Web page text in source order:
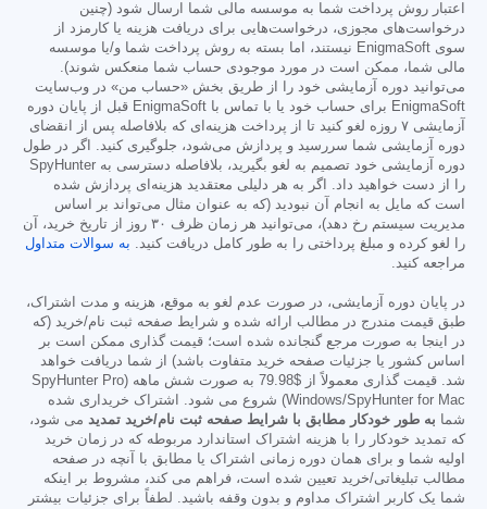
اعتبار روش پرداخت شما به موسسه مالی شما ارسال شود (چنین
درخواست‌های مجوزی، درخواست‌هایی برای دریافت هزینه یا کارمزد از
سوی EnigmaSoft نیستند، اما بسته به روش پرداخت شما و/یا موسسه
مالی شما، ممکن است در مورد موجودی حساب شما منعکس شوند).
می‌توانید دوره آزمایشی خود را از طریق بخش «حساب من» در وب‌سایت
EnigmaSoft برای حساب خود یا با تماس با EnigmaSoft قبل از پایان دوره
آزمایشی ۷ روزه لغو کنید تا از پرداخت هزینه‌ای که بلافاصله پس از انقضای
دوره آزمایشی شما سررسید و پردازش می‌شود، جلوگیری کنید. اگر در طول
دوره آزمایشی خود تصمیم به لغو بگیرید، بلافاصله دسترسی به SpyHunter
را از دست خواهید داد. اگر به هر دلیلی معتقدید هزینه‌ای پردازش شده
است که مایل به انجام آن نبودید (که به عنوان مثال می‌تواند بر اساس
مدیریت سیستم رخ دهد)، می‌توانید هر زمان ظرف ۳۰ روز از تاریخ خرید، آن
را لغو کرده و مبلغ پرداختی را به طور کامل دریافت کنید. به سوالات متداول
مراجعه کنید.
در پایان دوره آزمایشی، در صورت عدم لغو به موقع، هزینه و مدت اشتراک،
طبق قیمت مندرج در مطالب ارائه شده و شرایط صفحه ثبت نام/خرید (که
در اینجا به صورت مرجع گنجانده شده است؛ قیمت گذاری ممکن است بر
اساس کشور یا جزئیات صفحه خرید متفاوت باشد) از شما دریافت خواهد
شد. قیمت گذاری معمولاً از $79.98
به صورت شش ماهه (SpyHunter Pro
Windows/SpyHunter for Mac) شروع می شود. اشتراک خریداری شده
شما به طور خودکار مطابق با شرایط صفحه ثبت نام/خرید تمدید می شود،
که تمدید خودکار را با هزینه اشتراک استاندارد مربوطه که در زمان خرید
اولیه شما و برای همان دوره زمانی اشتراک یا مطابق با آنچه در صفحه
مطالب تبلیغاتی/خرید تعیین شده است، فراهم می کند، مشروط بر اینکه
شما یک کاربر اشتراک مداوم و بدون وقفه باشید. لطفاً برای جزئیات بیشتر